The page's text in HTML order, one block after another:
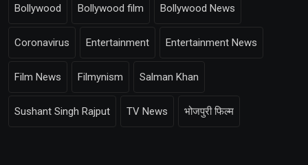
Bollywood Bollywood film Bollywood News
Coronavirus Entertainment Entertainment News
Film News Filmynism Salman Khan
Sushant Singh Rajput TV News भोजपुरी फिल्म